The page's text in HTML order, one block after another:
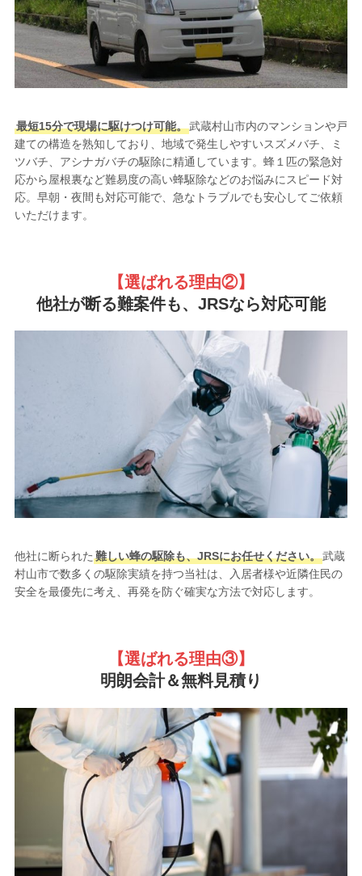
最短15分で現場に駆けつけ可能。武蔵村山市内のマンションや戸
建ての構造を熟知しており、地域で発生しやすいスズメバチ、ミ
ツバチ、アシナガバチの駆除に精通しています。蜂１匹の緊急対
応から屋根裏など難易度の高い蜂駆除などのお悩みにスピード対
応。早朝・夜間も対応可能で、急なトラブルでも安心してご依頼
いただけます。
【選ばれる理由②】
他社が断る難案件も、JRSなら対応可能
他社に断られた 難しい蜂の駆除も、JRSにお任せください。武蔵
村山市で数多くの駆除実績を持つ当社は、入居者様や近隣住民の
安全を最優先に考え、再発を防ぐ確実な方法で対応します。
【選ばれる理由③】
明朗会計＆無料見積り